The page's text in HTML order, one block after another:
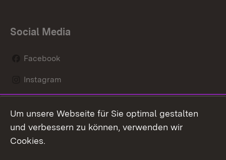
Social Media
Facebook
Instagram
Mastodon
Youtube
Um unsere Webseite für Sie optimal gestalten
und verbessern zu können, verwenden wir
Cookies.